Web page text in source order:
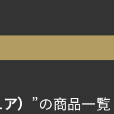
） ”の商品一覧